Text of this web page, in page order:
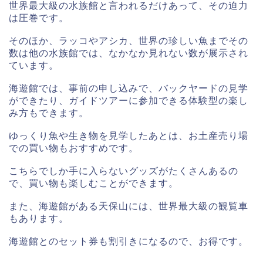
世界最大級の水族館と言われるだけあって、その迫力
は圧巻です。
そのほか、ラッコやアシカ、世界の珍しい魚までその
数は他の水族館では、なかなか見れない数が展示され
ています。
海遊館では、事前の申し込みで、バックヤードの見学
ができたり、ガイドツアーに参加できる体験型の楽し
み方もできます。
ゆっくり魚や生き物を見学したあとは、お土産売り場
での買い物もおすすめです。
こちらでしか手に入らないグッズがたくさんあるの
で、買い物も楽しむことができます。
また、海遊館がある天保山には、世界最大級の観覧車
もあります。
海遊館とのセット券も割引きになるので、お得です。